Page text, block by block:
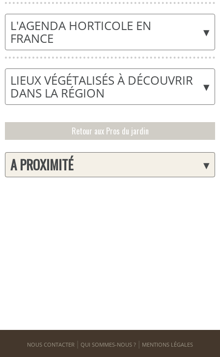
▾
L'AGENDA HORTICOLE EN
FRANCE
▾
LIEUX VÉGÉTALISÉS À DÉCOUVRIR
DANS LA RÉGION
Retour aux Pros du jardin
▾
A PROXIMITÉ
NOUS CONTACTER QUI SOMMES-NOUS ? MENTIONS LÉGALES